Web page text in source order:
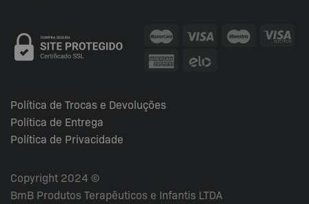
Política de Trocas e Devoluções
Política de Entrega
Política de Privacidade
Copyright 2024 ©
BmB Produtos Terapêuticos e Infantis LTDA